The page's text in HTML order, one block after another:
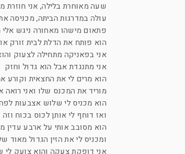
שעה מאוחרת בלילה, אני חוזרת
עולה במדרגות הביתה, מכניסה
פתאום מישהו מאחורה ניגש
הוא פותח את הדלת לבית זורק
אני בפאניקה מתחילה לצעוק
אני מתנגדת אבל הוא גדול וחזק
הוא מרים לי את החצאית וקורע
מוריד את המכנס שלו ואני רואה
הוא מכניס לי שלוש אצבעות
ואז דוחף לי אותן לכוס בכוח וזה
הוא מסובב אותי על ארבע
ומכניס לי את הזין הגדול מאוד
אני דופקת צעקה והוא צועק לי